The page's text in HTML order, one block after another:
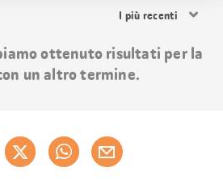
i
ottenuto risultati per la
un altro termine.
Consiglia ora